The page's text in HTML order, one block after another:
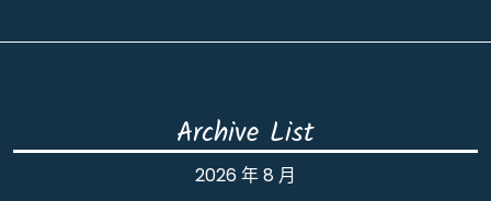
Archive List
2026 年 8 月